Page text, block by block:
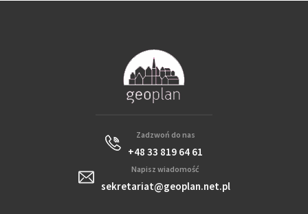
Zadzwoń do nas
+48 33 819 64 61
Napisz wiadomość
sekretariat@geoplan.net.pl